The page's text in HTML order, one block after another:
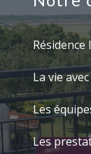
Résidence
La vie
Les
Les